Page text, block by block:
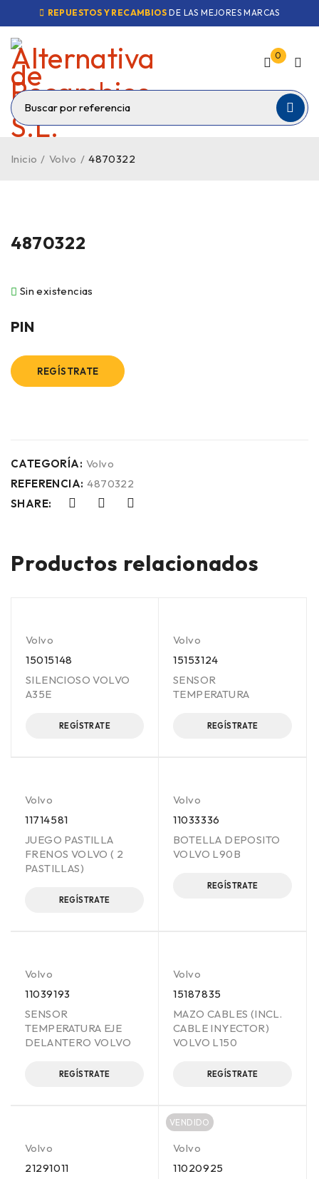
REPUESTOS Y RECAMBIOS DE LAS MEJORES MARCAS
0
Inicio / Volvo / 4870322
4870322
Sin existencias
PIN
REGÍSTRATE
CATEGORÍA: Volvo
REFERENCIA: 4870322
SHARE:
Productos relacionados
Volvo
15015148
SILENCIOSO VOLVO
A35E
REGÍSTRATE
Volvo
15153124
SENSOR
TEMPERATURA
REGÍSTRATE
Volvo
11714581
JUEGO PASTILLA
FRENOS VOLVO ( 2
PASTILLAS)
REGÍSTRATE
Volvo
11033336
BOTELLA DEPOSITO
VOLVO L90B
REGÍSTRATE
Volvo
11039193
SENSOR
TEMPERATURA EJE
DELANTERO VOLVO
REGÍSTRATE
Volvo
15187835
MAZO CABLES (INCL.
CABLE INYECTOR)
VOLVO L150
REGÍSTRATE
Volvo
21291011
VENDIDO
Volvo
11020925